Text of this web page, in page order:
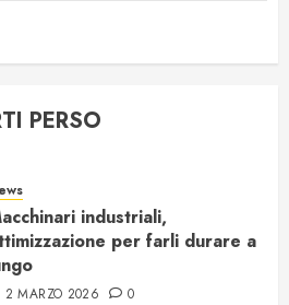
PERSO
industriali,
per farli durare a
2 MARZO 2026 0